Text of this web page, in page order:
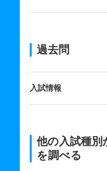
過去問
入試情報
他の入試種別
を調べる